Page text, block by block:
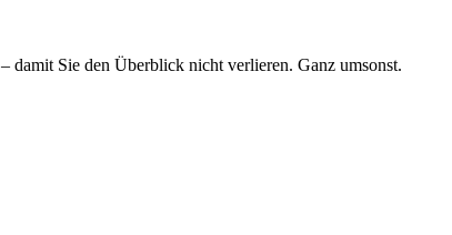
damit Sie den Überblick nicht verlieren. Ganz umsonst.